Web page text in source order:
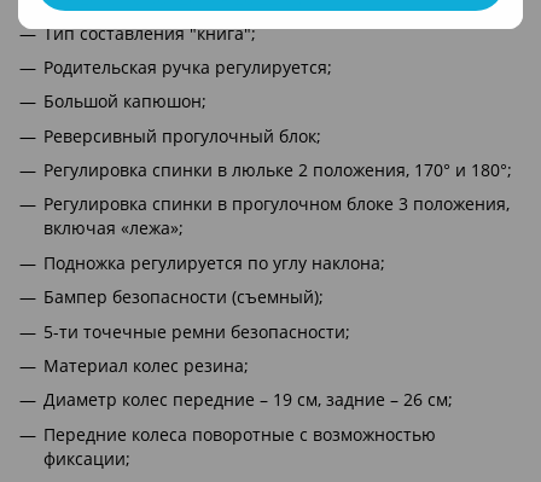
Тип составления "книга";
Родительская ручка регулируется;
Большой капюшон;
Реверсивный прогулочный блок;
Регулировка спинки в люльке 2 положения, 170° и 180°;
Регулировка спинки в прогулочном блоке 3 положения,
включая «лежа»;
Подножка регулируется по углу наклона;
Бампер безопасности (съемный);
5-ти точечные ремни безопасности;
Материал колес резина;
Диаметр колес передние – 19 см, задние – 26 см;
Передние колеса поворотные с возможностью
фиксации;